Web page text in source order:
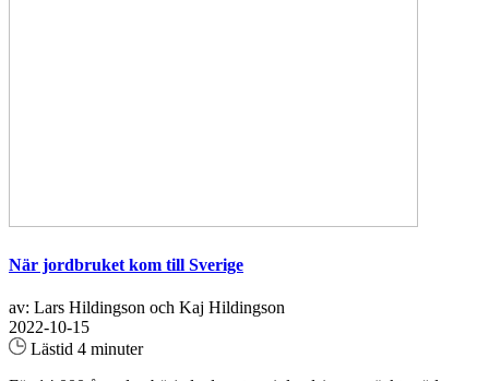
När jordbruket kom till Sverige
av: Lars Hildingson och Kaj Hildingson
2022-10-15
Lästid 4 minuter